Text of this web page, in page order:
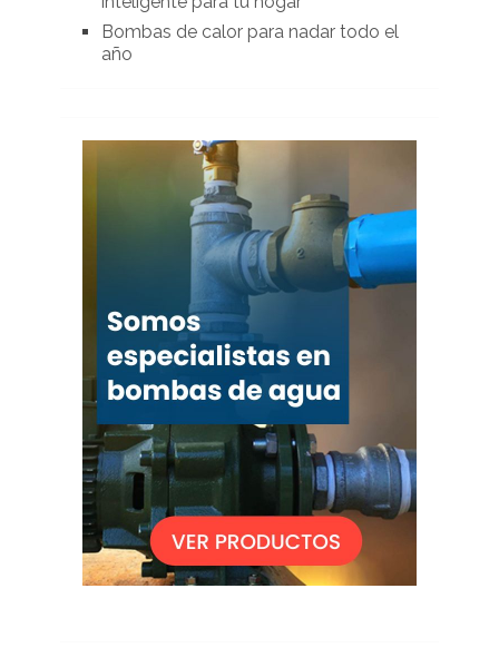
Bombas de calor para nadar todo el
año